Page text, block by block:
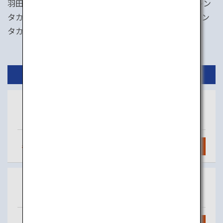
羽田空港から約1時間で庄内空港へ。庄内空港からはレン
タカーでの移動が便利です。庄内空港近辺には4社のレン
タカー会社があります。
毎日